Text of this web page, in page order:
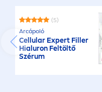
(5)
Arcápoló
Cellular Expert Filler
Hialuron Feltöltő
Szérum